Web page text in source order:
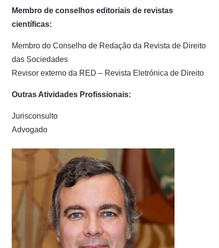
Membro de conselhos editoriais de revistas
científicas:
Membro do Conselho de Redação da Revista de Direito
das Sociedades
Revisor externo da RED – Revista Eletrónica de Direito
Outras Atividades Profissionais:
Jurisconsulto
Advogado